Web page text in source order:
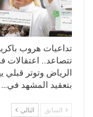
كما أن تهديد
يكشف حجم الجرأة
إماراتياً، ويؤكد أن
يتجاوز الأدوات
الحلفاء السابقين.
تداعيات هروب
تتصاعد.. اعتقالات
الرياض وتوتر قبلي
بتعقيد المشهد في…
السابق التالي